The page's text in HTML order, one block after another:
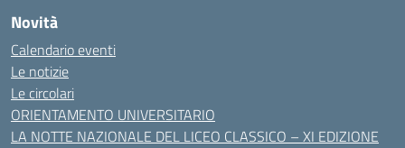
Novità
Calendario eventi
Le notizie
Le circolari
ORIENTAMENTO UNIVERSITARIO
LA NOTTE NAZIONALE DEL LICEO CLASSICO – XI EDIZIONE